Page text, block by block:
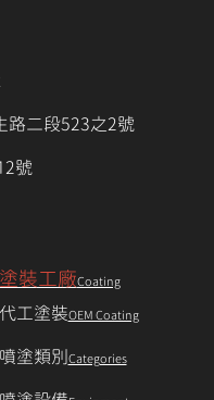
路二段523之2號
號
塗裝工廠Coating
代工塗裝OEM Coating
噴塗類別 Categories